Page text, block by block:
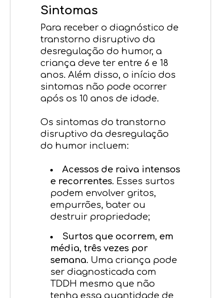
Sintomas
Para receber o diagnóstico de
transtorno disruptivo da
desregulação do humor, a
criança deve ter entre 6 e 18
anos. Além disso, o início dos
sintomas não pode ocorrer
após os 10 anos de idade.
Os sintomas do transtorno
disruptivo da desregulação
do humor incluem:
Acessos de raiva intensos
e recorrentes. Esses surtos
podem envolver gritos,
empurrões, bater ou
destruir propriedade;
Surtos que ocorrem, em
média, três vezes por
semana. Uma criança pode
ser diagnosticada com
TDDH mesmo que não
tenha essa quantidade de